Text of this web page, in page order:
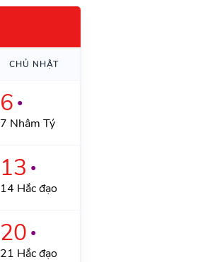
CHỦ NHẬT
6 ●
7 Nhâm Tý
13 ●
14 Hắc đạo
20 ●
21 Hắc đạo